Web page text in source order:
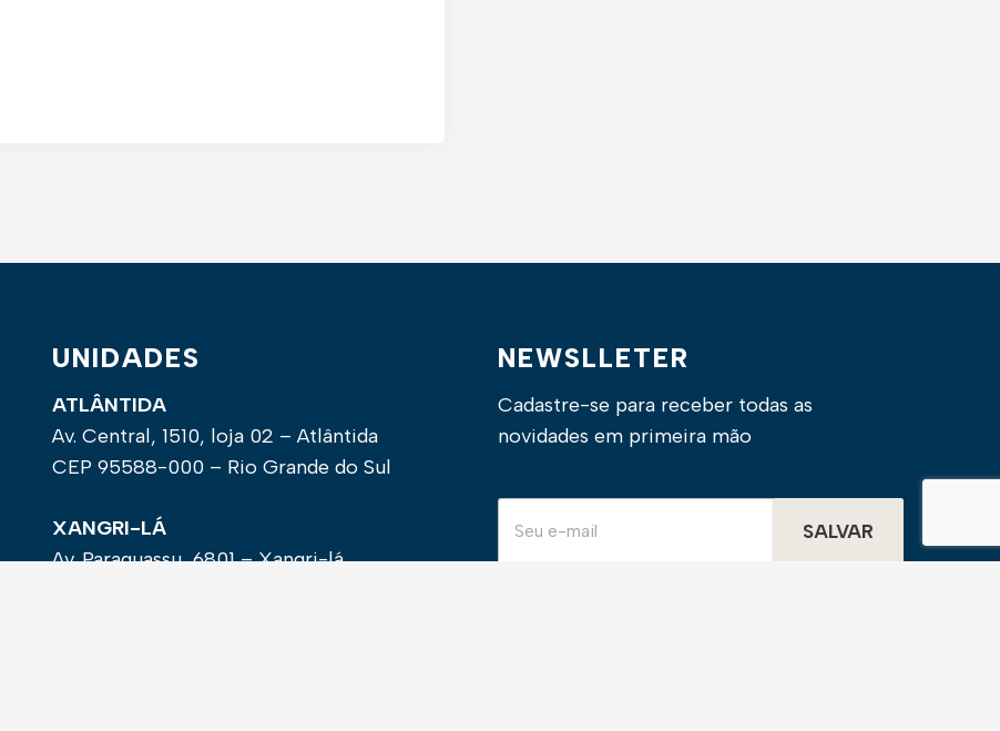
UNIDADES
ATLÂNTIDA
Av. Central, 1510, loja 02 – Atlântida
CEP 95588-000 – Rio Grande do Sul
XANGRI-LÁ
Av. Paraguassu, 6801 – Xangri-lá
NEWSLLETER
Cadastre-se para receber todas as
novidades em primeira mão
SALVAR